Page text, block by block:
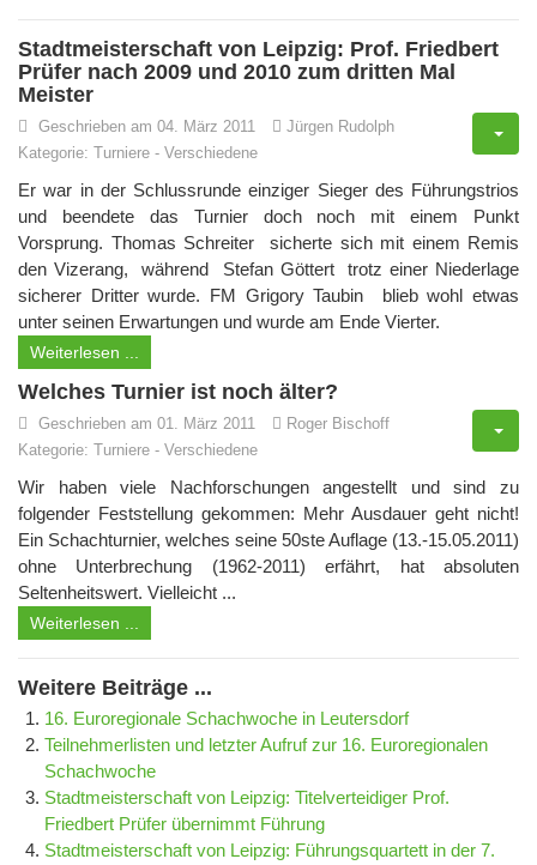
Stadtmeisterschaft von Leipzig: Prof. Friedbert
Prüfer nach 2009 und 2010 zum dritten Mal
Meister
Geschrieben am 04. März 2011
Jürgen Rudolph
Kategorie: Turniere - Verschiedene
Er war in der Schlussrunde einziger Sieger des Führungstrios
und beendete das Turnier doch noch mit einem Punkt
Vorsprung. Thomas Schreiter sicherte sich mit einem Remis
den Vizerang, während Stefan Göttert trotz einer Niederlage
sicherer Dritter wurde. FM Grigory Taubin blieb wohl etwas
unter seinen Erwartungen und wurde am Ende Vierter.
Weiterlesen ...
Welches Turnier ist noch älter?
Geschrieben am 01. März 2011
Roger Bischoff
Kategorie: Turniere - Verschiedene
Wir haben viele Nachforschungen angestellt und sind zu
folgender Feststellung gekommen: Mehr Ausdauer geht nicht!
Ein Schachturnier, welches seine 50ste Auflage (13.-15.05.2011)
ohne Unterbrechung (1962-2011) erfährt, hat absoluten
Seltenheitswert. Vielleicht ...
Weiterlesen ...
Weitere Beiträge ...
16. Euroregionale Schachwoche in Leutersdorf
Teilnehmerlisten und letzter Aufruf zur 16. Euroregionalen
Schachwoche
Stadtmeisterschaft von Leipzig: Titelverteidiger Prof.
Friedbert Prüfer übernimmt Führung
Stadtmeisterschaft von Leipzig: Führungsquartett in der 7.